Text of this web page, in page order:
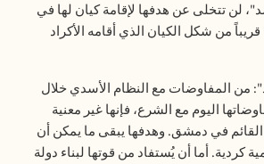
لن تتخلى عن هدفها لإقامة كيان لها في
من شكل الكيان الذي أقامه الأكراد
من المفاوضات مع النظام الأسدي خلال
اليوم مع الشرع، فإنها غير معنية
في دمشق. وهدفها يبقى ما يمكن أن
كردية. أما أن يُستفاد من قوتها لبناء دولة